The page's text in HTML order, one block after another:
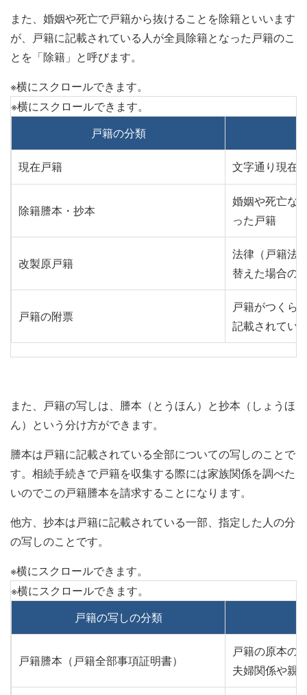
また、婚姻や死亡で戸籍から抜けることを除籍といいます
が、戸籍に記載されている人が全員除籍となった戸籍のこ
とを「除籍」と呼びます。
戸籍の分類
現在戸籍 文字通り現在
除籍謄本・抄本
婚姻や死亡な
った戸籍
改製原戸籍
法律（戸籍法
替えた場合の
戸籍の附票
戸籍がつくら
記載されてい
また、戸籍の写しは、謄本（とうほん）と抄本（しょうほ
ん）という分け方ができます。
謄本は戸籍に記載されている全部についての写しのことで
す。相続手続きで戸籍を収集する際には家族関係を調べた
いのでこの戸籍謄本を請求することになります。
他方、抄本は戸籍に記載されている一部、指定した人の分
の写しのことです。
戸籍の写しの分類
戸籍謄本（戸籍全部事項証明書）
戸籍の原本の
夫婦関係や親